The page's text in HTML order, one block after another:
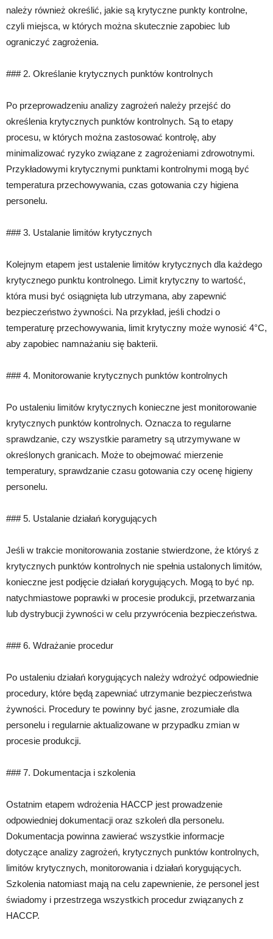
należy również określić, jakie są krytyczne punkty kontrolne,
czyli miejsca, w których można skutecznie zapobiec lub
ograniczyć zagrożenia.
### 2. Określanie krytycznych punktów kontrolnych
Po przeprowadzeniu analizy zagrożeń należy przejść do
określenia krytycznych punktów kontrolnych. Są to etapy
procesu, w których można zastosować kontrolę, aby
minimalizować ryzyko związane z zagrożeniami zdrowotnymi.
Przykładowymi krytycznymi punktami kontrolnymi mogą być
temperatura przechowywania, czas gotowania czy higiena
personelu.
### 3. Ustalanie limitów krytycznych
Kolejnym etapem jest ustalenie limitów krytycznych dla każdego
krytycznego punktu kontrolnego. Limit krytyczny to wartość,
która musi być osiągnięta lub utrzymana, aby zapewnić
bezpieczeństwo żywności. Na przykład, jeśli chodzi o
temperaturę przechowywania, limit krytyczny może wynosić 4°C,
aby zapobiec namnażaniu się bakterii.
### 4. Monitorowanie krytycznych punktów kontrolnych
Po ustaleniu limitów krytycznych konieczne jest monitorowanie
krytycznych punktów kontrolnych. Oznacza to regularne
sprawdzanie, czy wszystkie parametry są utrzymywane w
określonych granicach. Może to obejmować mierzenie
temperatury, sprawdzanie czasu gotowania czy ocenę higieny
personelu.
### 5. Ustalanie działań korygujących
Jeśli w trakcie monitorowania zostanie stwierdzone, że któryś z
krytycznych punktów kontrolnych nie spełnia ustalonych limitów,
konieczne jest podjęcie działań korygujących. Mogą to być np.
natychmiastowe poprawki w procesie produkcji, przetwarzania
lub dystrybucji żywności w celu przywrócenia bezpieczeństwa.
### 6. Wdrażanie procedur
Po ustaleniu działań korygujących należy wdrożyć odpowiednie
procedury, które będą zapewniać utrzymanie bezpieczeństwa
żywności. Procedury te powinny być jasne, zrozumiałe dla
personelu i regularnie aktualizowane w przypadku zmian w
procesie produkcji.
### 7. Dokumentacja i szkolenia
Ostatnim etapem wdrożenia HACCP jest prowadzenie
odpowiedniej dokumentacji oraz szkoleń dla personelu.
Dokumentacja powinna zawierać wszystkie informacje
dotyczące analizy zagrożeń, krytycznych punktów kontrolnych,
limitów krytycznych, monitorowania i działań korygujących.
Szkolenia natomiast mają na celu zapewnienie, że personel jest
świadomy i przestrzega wszystkich procedur związanych z
HACCP.